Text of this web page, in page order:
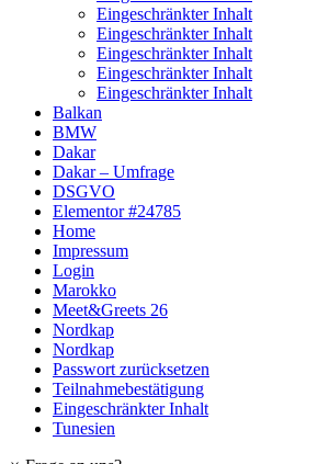
Eingeschränkter Inhalt
Eingeschränkter Inhalt
Eingeschränkter Inhalt
Eingeschränkter Inhalt
Eingeschränkter Inhalt
Balkan
BMW
Dakar
Dakar – Umfrage
DSGVO
Elementor #24785
Home
Impressum
Login
Marokko
Meet&Greets 26
Nordkap
Nordkap
Passwort zurücksetzen
Teilnahmebestätigung
Eingeschränkter Inhalt
Tunesien